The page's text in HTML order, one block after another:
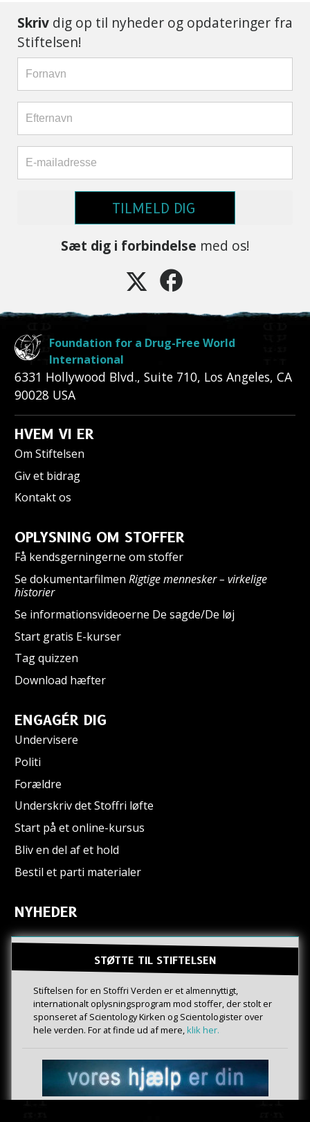
Skriv dig op til nyheder og opdateringer fra
Stiftelsen!
TILMELD DIG
Sæt dig i forbindelse med os!
Foundation for a Drug-Free World
International
6331 Hollywood Blvd., Suite 710, Los Angeles, CA
90028 USA
HVEM VI ER
Om Stiftelsen
Giv et bidrag
Kontakt os
OPLYSNING OM STOFFER
Få kendsgerningerne om stoffer
Se dokumentarfilmen Rigtige mennesker – virkelige
historier
Se informationsvideoerne De sagde/De løj
Start gratis E-kurser
Tag quizzen
Download hæfter
ENGAGÉR DIG
Undervisere
Politi
Forældre
Underskriv det Stoffri løfte
Start på et online-kursus
Bliv en del af et hold
Bestil et parti materialer
NYHEDER
STØTTE TIL STIFTELSEN
Stiftelsen for en Stoffri Verden er et almennyttigt,
internationalt oplysningsprogram mod stoffer, der stolt er
sponseret af Scientology Kirken og Scientologister over
hele verden. For at finde ud af mere, klik her.